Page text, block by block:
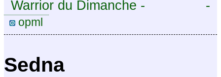
-
Warrior du Dimanche -
Publication à caractère
intermittent, approximatif et
opml
Sedna